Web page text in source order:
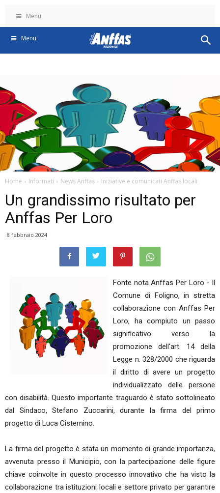
Menu
Menu
Home Informati News Anffas Iniziative e comunicati Anffas locali
Un grandissimo risultato per
Anffas Per Loro
8 febbraio 2024
Fonte nota Anffas Per Loro - Il
Comune di Foligno, in stretta
collaborazione con Anffas Per
Loro, ha compiuto un passo
significativo verso la
promozione dell'art. 14 della
Legge n. 328/2000 che riguarda
il diritto di avere un progetto
individualizzato delle persone
con disabilità. Questo importante traguardo è stato sottolineato
dal Sindaco, Stefano Zuccarini, durante la firma del primo
progetto di Luca Cisternino.
La firma del progetto è stata un momento di grande importanza,
avvenuta presso il Municipio, con la partecipazione delle figure
chiave coinvolte in questo processo innovativo che ha visto la
collaborazione tra istituzioni locali e settore privato per garantire